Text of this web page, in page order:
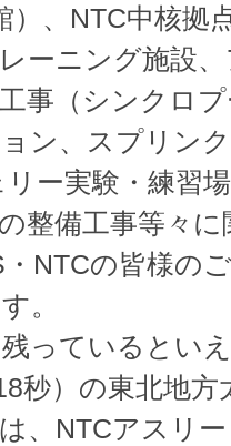
）、NTC中核拠
ーニング施設
事（シンクロ
ン、スプリン
ー実験・練習
整備工事等々
NTCの皆様の
。
っているとい
秒）の東北地
、NTCアスリ